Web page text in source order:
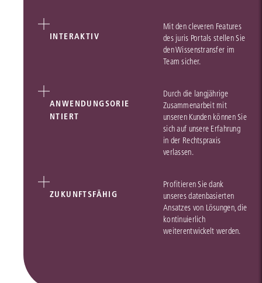
INTERAKTIV
Mit den cleveren Features
des juris Portals stellen Sie
den Wissenstransfer im
Team sicher.
ANWENDUNGSORIE
NTIERT
Durch die langjährige
Zusammenarbeit mit
unseren Kunden können Sie
sich auf unsere Erfahrung
in der Rechtspraxis
verlassen.
ZUKUNFTSFÄHIG
Profitieren Sie dank
unseres datenbasierten
Ansatzes von Lösungen, die
kontinuierlich
weiterentwickelt werden.